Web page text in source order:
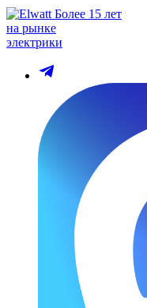
Более 15 лет
на рынке
электрики